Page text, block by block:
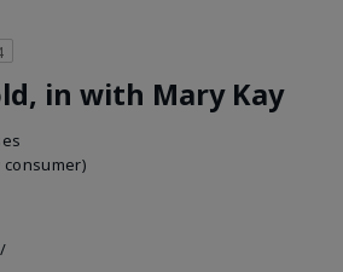
in with Mary Kay